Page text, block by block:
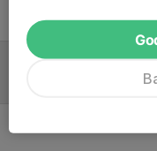
Tommy Hvit